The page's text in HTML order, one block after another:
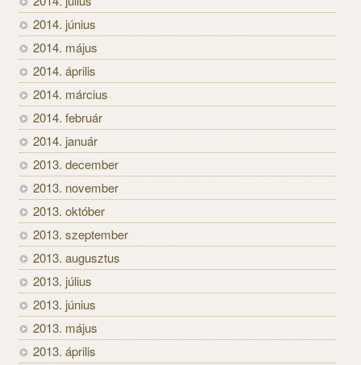
2014. június
2014. május
2014. április
2014. március
2014. február
2014. január
2013. december
2013. november
2013. október
2013. szeptember
2013. augusztus
2013. július
2013. június
2013. május
2013. április